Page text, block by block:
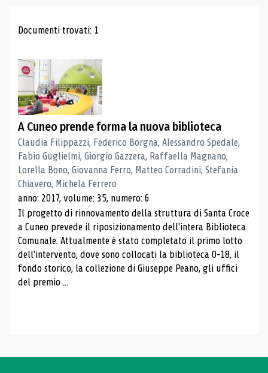
Risultati di ricerca
Documenti trovati: 1
A Cuneo prende forma la nuova biblioteca
Claudia Filippazzi, Federico Borgna, Alessandro Spedale,
Fabio Guglielmi, Giorgio Gazzera, Raffaella Magnano,
Lorella Bono, Giovanna Ferro, Matteo Corradini, Stefania
Chiavero, Michela Ferrero
anno: 2017, volume: 35, numero: 6
Il progetto di rinnovamento della struttura di Santa Croce
a Cuneo prevede il riposizionamento dell'intera Biblioteca
Comunale. Attualmente è stato completato il primo lotto
dell'intervento, dove sono collocati la biblioteca 0-18, il
fondo storico, la collezione di Giuseppe Peano, gli uffici
del premio ...